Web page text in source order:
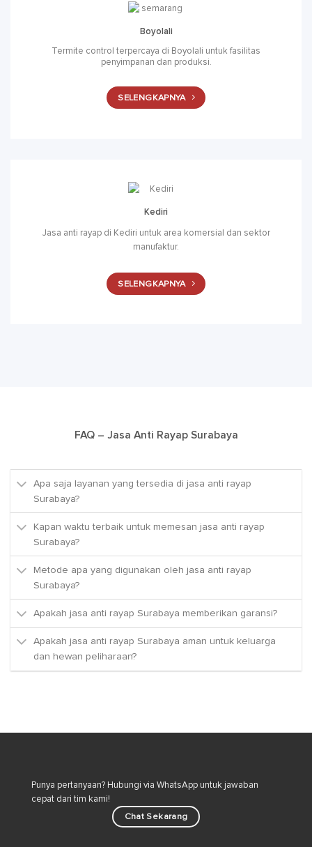
Boyolali
Termite control terpercaya di Boyolali untuk fasilitas
penyimpanan dan produksi.
SELENGKAPNYA
Kediri
Jasa anti rayap di Kediri untuk area komersial dan sektor
manufaktur.
SELENGKAPNYA
FAQ – Jasa Anti Rayap Surabaya
Apa saja layanan yang tersedia di jasa anti rayap
Surabaya?
Kapan waktu terbaik untuk memesan jasa anti rayap
Surabaya?
Metode apa yang digunakan oleh jasa anti rayap
Surabaya?
Apakah jasa anti rayap Surabaya memberikan garansi?
Apakah jasa anti rayap Surabaya aman untuk keluarga
dan hewan peliharaan?
Punya pertanyaan? Hubungi via WhatsApp untuk jawaban
cepat dari tim kami!
Chat Sekarang